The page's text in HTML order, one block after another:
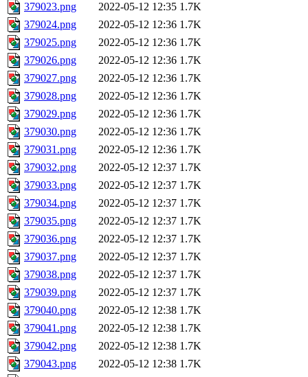
379023.png
2022-05-12 12:35 1.7K
379024.png
2022-05-12 12:36 1.7K
379025.png
2022-05-12 12:36 1.7K
379026.png
2022-05-12 12:36 1.7K
379027.png
2022-05-12 12:36 1.7K
379028.png
2022-05-12 12:36 1.7K
379029.png
2022-05-12 12:36 1.7K
379030.png
2022-05-12 12:36 1.7K
379031.png
2022-05-12 12:36 1.7K
379032.png
2022-05-12 12:37 1.7K
379033.png
2022-05-12 12:37 1.7K
379034.png
2022-05-12 12:37 1.7K
379035.png
2022-05-12 12:37 1.7K
379036.png
2022-05-12 12:37 1.7K
379037.png
2022-05-12 12:37 1.7K
379038.png
2022-05-12 12:37 1.7K
379039.png
2022-05-12 12:37 1.7K
379040.png
2022-05-12 12:38 1.7K
379041.png
2022-05-12 12:38 1.7K
379042.png
2022-05-12 12:38 1.7K
379043.png
2022-05-12 12:38 1.7K